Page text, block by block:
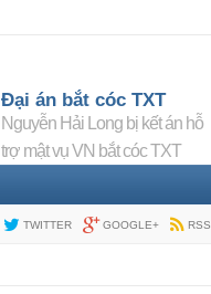
Đại án bắt cóc TXT
Nguyễn Hải Long bị kết án hỗ
trợ mật vụ VN bắt cóc TXT
TWITTER GOOGLE+ RSS